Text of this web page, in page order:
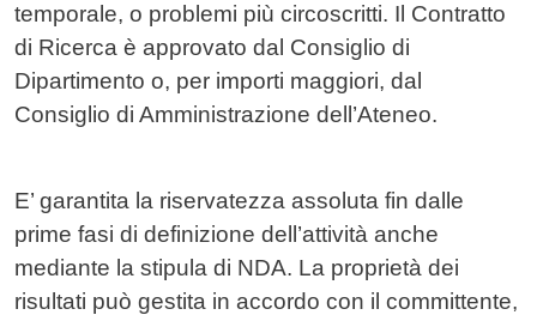
temporale, o problemi più circoscritti. Il Contratto
di Ricerca è approvato dal Consiglio di
Dipartimento o, per importi maggiori, dal
Consiglio di Amministrazione dell’Ateneo.
E’ garantita la riservatezza assoluta fin dalle
prime fasi di definizione dell’attività anche
mediante la stipula di NDA. La proprietà dei
risultati può gestita in accordo con il committente,